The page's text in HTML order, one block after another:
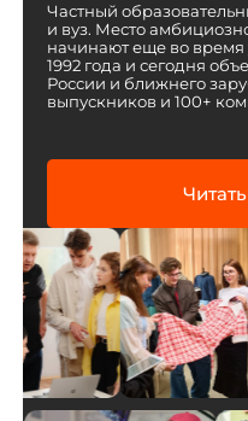
Частный
и вуз. Место
начинают еще во
1992 года и сегодня
России и ближнего
выпускников и 100+